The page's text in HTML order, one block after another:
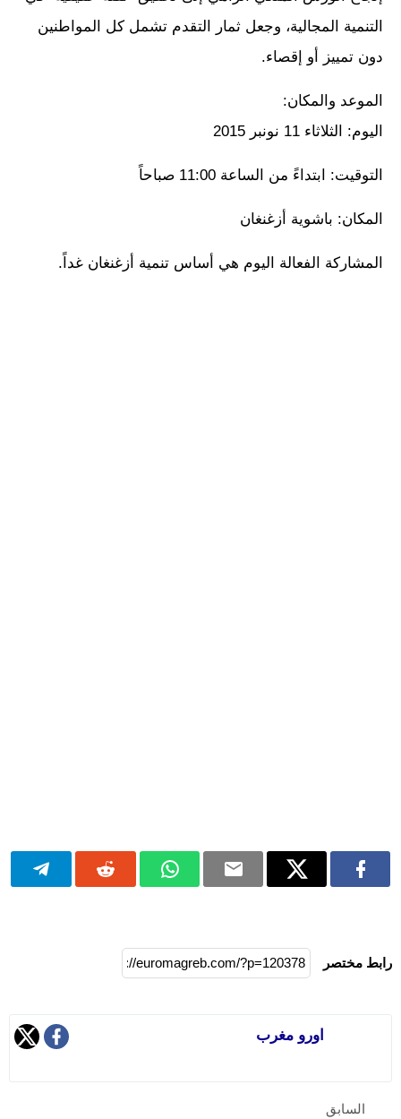
التنمية المجالية، وجعل ثمار التقدم تشمل كل المواطنين
دون تمييز أو إقصاء.
الموعد والمكان:
اليوم: الثلاثاء 11 نونبر 2015
التوقيت: ابتداءً من الساعة 11:00 صباحاً
المكان: باشوية أزغنغان
المشاركة الفعالة اليوم هي أساس تنمية أزغنغان غداً.
رابط مختصر
اورو مغرب
السابق